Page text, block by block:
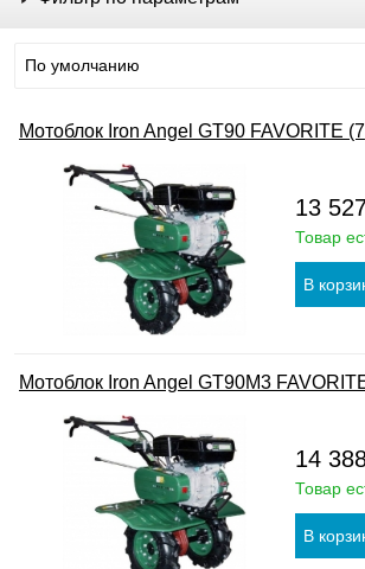
По умолчанию
Мотоблок Iron Angel GT90 FAVORITE
13
Товар
Мотоблок Iron Angel GT90M3
14
Товар